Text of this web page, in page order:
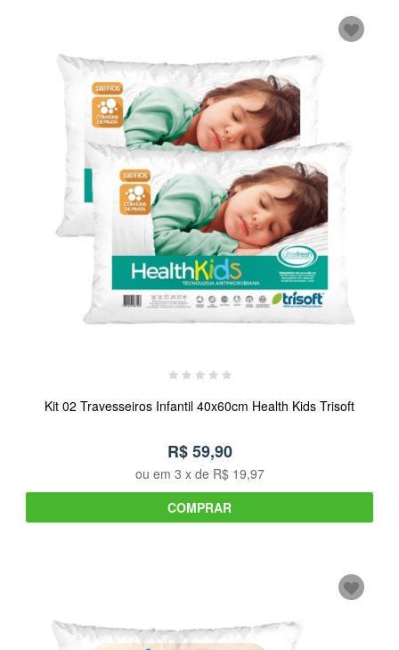
Kit 02 Travesseiros Infantil 40x60cm Health Kids Trisoft
R$ 59,90
ou em 3 x de R$ 19,97
COMPRAR